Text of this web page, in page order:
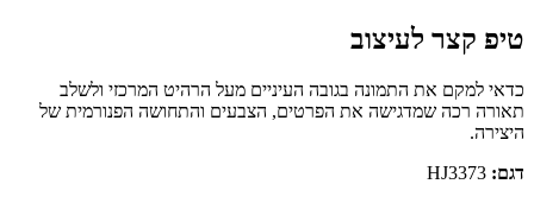
טיפ קצר לעיצוב
כדאי למקם את התמונה בגובה העיניים מעל הרהיט המרכזי ולשלב
תאורה רכה שמדגישה את הפרטים, הצבעים והתחושה הפנורמית של
היצירה.
דגם: